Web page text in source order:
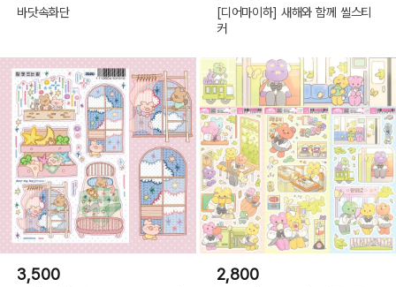
바닷속화단
[디어마이하] 새해와 함께 씰스티
커
3,500 2,800